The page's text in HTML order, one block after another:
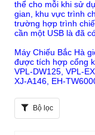
thể cho mỗi khi sử
gian, khu vực trình
trường hợp trình
cần một USB là đã
Máy Chiếu Bắc Hà
được tích hợp cổng
VPL-DW125, VPL-
XJ-A146, EH-
Bộ lọc